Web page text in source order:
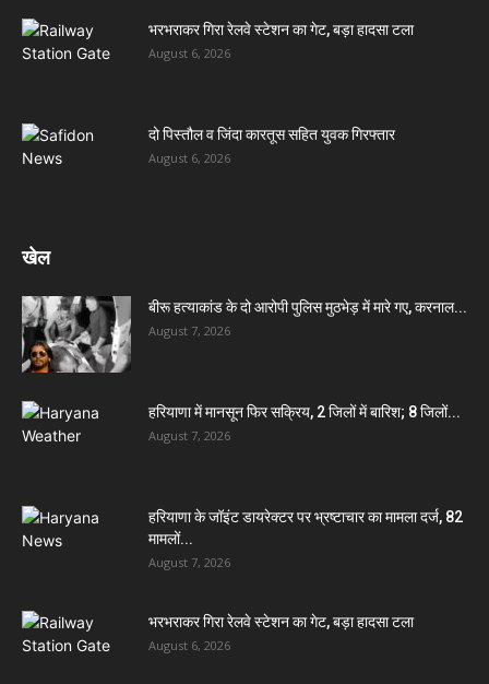
भरभराकर गिरा रेलवे स्टेशन का गेट, बड़ा हादसा टला
August 6, 2026
दो पिस्तौल व जिंदा कारतूस सहित युवक गिरफ्तार
August 6, 2026
खेल
बीरू हत्याकांड के दो आरोपी पुलिस मुठभेड़ में मारे गए, करनाल...
August 7, 2026
हरियाणा में मानसून फिर सक्रिय, 2 जिलों में बारिश; 8 जिलों...
August 7, 2026
हरियाणा के जॉइंट डायरेक्टर पर भ्रष्टाचार का मामला दर्ज, 82
मामलों...
August 7, 2026
भरभराकर गिरा रेलवे स्टेशन का गेट, बड़ा हादसा टला
August 6, 2026